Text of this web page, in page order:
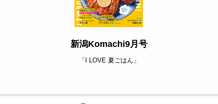
新潟Komachi9月号
「I LOVE 夏ごはん」